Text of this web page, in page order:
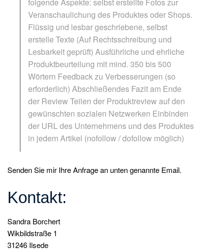
folgende Aspekte: selbst erstellte Fotos zur
Veranschaulichung des Produktes oder Shops.
Flüssig und lesbar geschriebene, selbst
erstelle Texte (Auf Rechtsschreibung und
Lesbarkeit geprüft) Ausführliche und ehrliche
Produktbeurteilung mit mind. 350 bis 500
Wörtern Feedback zu Verbesserungen (so
erforderlich) Abschließendes Fazit am Ende
der Review Teilen der Produktreview auf den
gewünschten sozialen Netzwerken Einbinden
der URL des Unternehmens und des Produktes
in jedem Artikel (nofollow / dofollow möglich)
Senden Sie mir Ihre Anfrage an unten genannte Email.
Kontakt:
Sandra Borchert
Wikbildstraße 1
31246 Ilsede